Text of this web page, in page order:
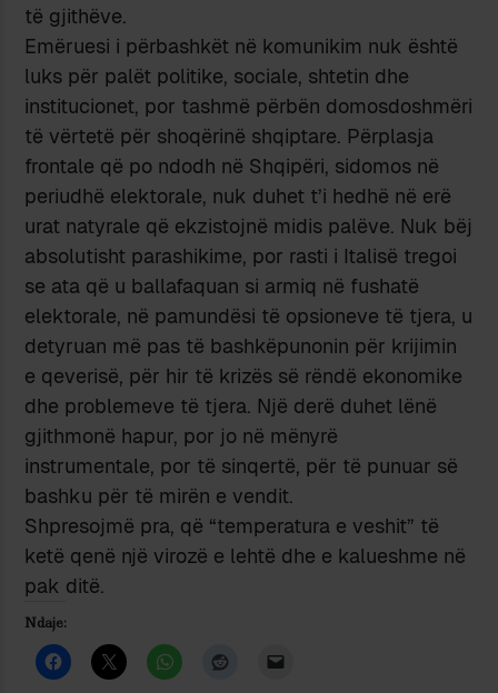
të gjithëve.
Emëruesi i përbashkët në komunikim nuk është
luks për palët politike, sociale, shtetin dhe
institucionet, por tashmë përbën domosdoshmëri
të vërtetë për shoqërinë shqiptare. Përplasja
frontale që po ndodh në Shqipëri, sidomos në
periudhë elektorale, nuk duhet t’i hedhë në erë
urat natyrale që ekzistojnë midis palëve. Nuk bëj
absolutisht parashikime, por rasti i Italisë tregoi
se ata që u ballafaquan si armiq në fushatë
elektorale, në pamundësi të opsioneve të tjera, u
detyruan më pas të bashkëpunonin për krijimin
e qeverisë, për hir të krizës së rëndë ekonomike
dhe problemeve të tjera. Një derë duhet lënë
gjithmonë hapur, por jo në mënyrë
instrumentale, por të sinqertë, për të punuar së
bashku për të mirën e vendit.
Shpresojmë pra, që “temperatura e veshit” të
ketë qenë një virozë e lehtë dhe e kalueshme në
pak ditë.
Ndaje: